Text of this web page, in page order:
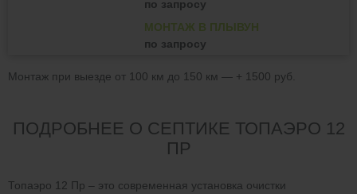
по запросу
МОНТАЖ В ПЛЫВУН
по запросу
Монтаж при выезде от 100 км до 150 км — + 1500 руб.
ПОДРОБНЕЕ О СЕПТИКЕ ТОПАЭРО 12
ПР
Топаэро 12 Пр – это современная установка очистки